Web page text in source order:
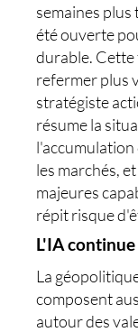
semaines
été ouverte
durable. Cette
refermer plus
stratégiste
résume la
l'accumulation
les marchés,
majeures
répit risque
L'IA
La
composent
autour des